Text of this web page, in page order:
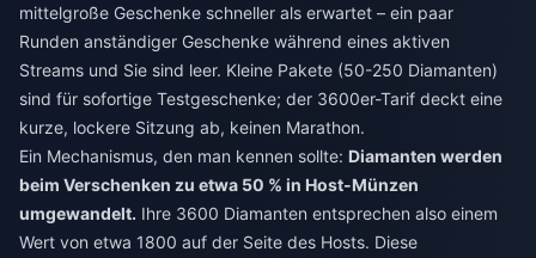
mittelgroße Geschenke schneller als erwartet – ein paar
Runden anständiger Geschenke während eines aktiven
Streams und Sie sind leer. Kleine Pakete (50-250 Diamanten)
sind für sofortige Testgeschenke; der 3600er-Tarif deckt eine
kurze, lockere Sitzung ab, keinen Marathon.
Ein Mechanismus, den man kennen sollte: Diamanten werden
beim Verschenken zu etwa 50 % in Host-Münzen
umgewandelt. Ihre 3600 Diamanten entsprechen also einem
Wert von etwa 1800 auf der Seite des Hosts. Diese